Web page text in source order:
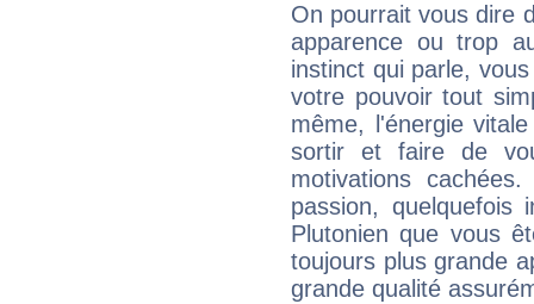
On pourrait vous dire
apparence ou trop
instinct qui parle,
votre pouvoir tout
même, l'énergie
sortir et faire de
motivations
passion, quelquefois
Plutonien que vous
toujours plus grande
grande qualité